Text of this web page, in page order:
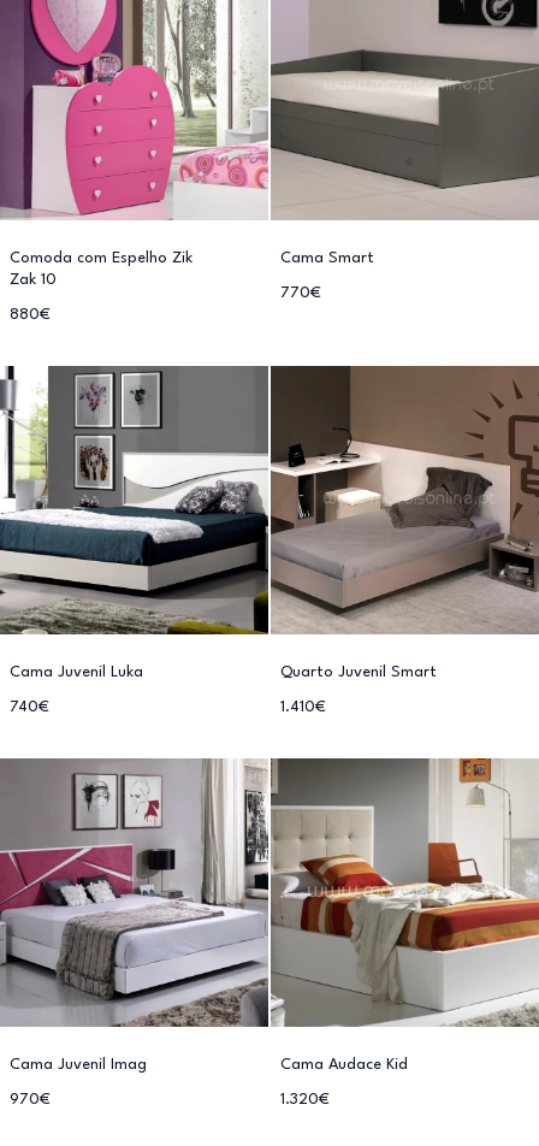
Comoda com Espelho Zik
Zak 10
880€
Cama Smart
770€
Cama Juvenil Luka
740€
Quarto Juvenil Smart
1.410€
Cama Juvenil Imag
970€
Cama Audace Kid
1.320€